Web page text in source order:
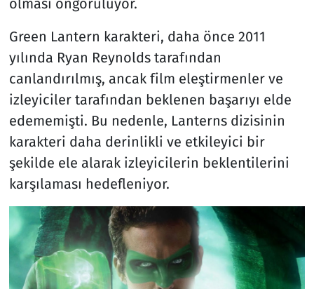
olması öngörülüyor.
Green Lantern karakteri, daha önce 2011
yılında Ryan Reynolds tarafından
canlandırılmış, ancak film eleştirmenler ve
izleyiciler tarafından beklenen başarıyı elde
edememişti. Bu nedenle, Lanterns dizisinin
karakteri daha derinlikli ve etkileyici bir
şekilde ele alarak izleyicilerin beklentilerini
karşılaması hedefleniyor.